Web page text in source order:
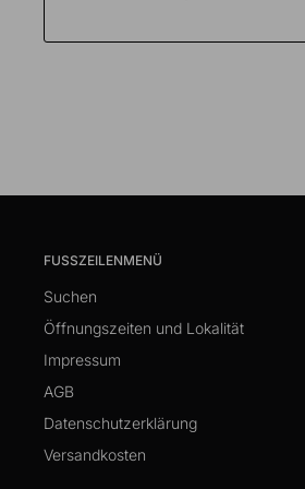
FUSSZEILENMENÜ
Suchen
Öffnungszeiten und Lokalität
Impressum
AGB
Datenschutzerklärung
Versandkosten